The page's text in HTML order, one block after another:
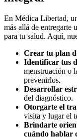
En Médica Libertad,
más allá de entregarte
para tu salud. Aquí,
Crear tu plan
Identificar tus
menstruación o
prevenirlos.
Desarrollar
del diagnóstico.
Otorgarte el
visita y lugar el
Brindarte
cuándo hablar